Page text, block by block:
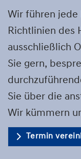
Wir führen jede
Richtlinien des
ausschließlich
Sie gern,
Sie über die
Wir kümmern
Termin